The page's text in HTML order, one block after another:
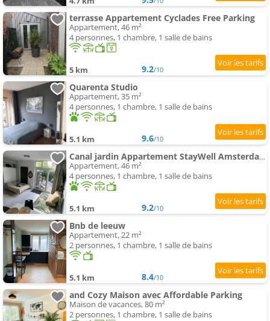
terrasse Appartement Cyclades Free Parking
Appartement, 46 m²
4 personnes, 1 chambre, 1 salle de bains
5 km 9.2/10
Quarenta Studio
Appartement, 35 m²
4 personnes, 1 chambre, 1 salle de bains
5.1 km 9.6/10
Canal jardin Appartement StayWell Amsterdam
Appartement, 46 m²
4 personnes, 1 chambre, 1 salle de bains
5.1 km 9.2/10
Bnb de leeuw
Appartement, 22 m²
2 personnes, 1 chambre, 1 salle de bains
5.1 km 8.4/10
and Cozy Maison avec Affordable Parking
Maison de vacances, 80 m²
2 personnes, 1 chambre, 1 salle de bains